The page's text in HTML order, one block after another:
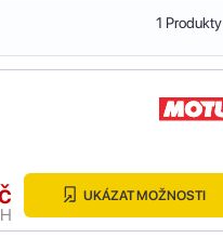
1 Produkty
UKÁZAT MOŽNOSTI